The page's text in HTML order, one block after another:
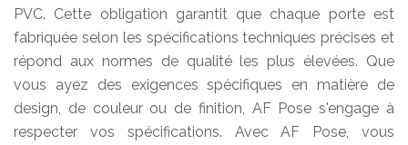
PVC. Cette obligation garantit que chaque porte est
fabriquée selon les spécifications techniques précises et
répond aux normes de qualité les plus élevées. Que
vous ayez des exigences spécifiques en matière de
design, de couleur ou de finition, AF Pose s'engage à
respecter vos spécifications. Avec AF Pose, vous